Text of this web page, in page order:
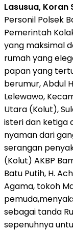
Lasusua, Koran
Personil Polsek
Pemerintah
yang maksimal
rumah yang
papan yang
berumur, Abdul
Lelewawo,
Utara (Kolut),
isteri dan ketiga
nyaman dari
serangan
(Kolut) AKBP
Batu Putih, H.
Agama, tokoh
sebagai tanda
sepenuhnya